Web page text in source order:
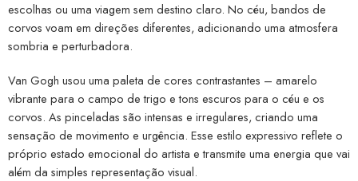
escolhas ou uma viagem sem destino claro. No céu, bandos de
corvos voam em direções diferentes, adicionando uma atmosfera
sombria e perturbadora.
Van Gogh usou uma paleta de cores contrastantes – amarelo
vibrante para o campo de trigo e tons escuros para o céu e os
corvos. As pinceladas são intensas e irregulares, criando uma
sensação de movimento e urgência. Esse estilo expressivo reflete o
próprio estado emocional do artista e transmite uma energia que vai
além da simples representação visual.